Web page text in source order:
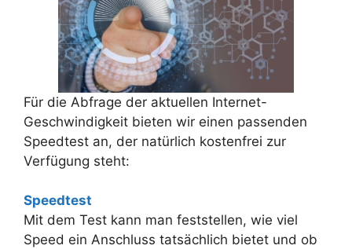
Für die Abfrage der aktuellen Internet-
Geschwindigkeit bieten wir einen passenden
Speedtest an, der natürlich kostenfrei zur
Verfügung steht:
Speedtest
Mit dem Test kann man feststellen, wie viel
Speed ein Anschluss tatsächlich bietet und ob